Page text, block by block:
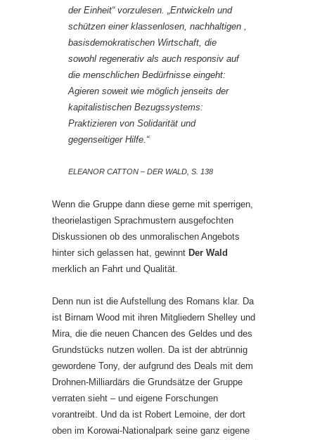
der Einheit“ vorzulesen. „Entwickeln und
schützen einer klassenlosen, nachhaltigen ,
basisdemokratischen Wirtschaft, die
sowohl regenerativ als auch responsiv auf
die menschlichen Bedürfnisse eingeht:
Agieren soweit wie möglich jenseits der
kapitalistischen Bezugssystems:
Praktizieren von Solidarität und
gegenseitiger Hilfe.“
ELEANOR CATTON – DER WALD, S. 138
Wenn die Gruppe dann diese gerne mit sperrigen,
theorielastigen Sprachmustern ausgefochten
Diskussionen ob des unmoralischen Angebots
hinter sich gelassen hat, gewinnt Der Wald
merklich an Fahrt und Qualität.
Denn nun ist die Aufstellung des Romans klar. Da
ist Birnam Wood mit ihren Mitgliedern Shelley und
Mira, die die neuen Chancen des Geldes und des
Grundstücks nutzen wollen. Da ist der abtrünnig
gewordene Tony, der aufgrund des Deals mit dem
Drohnen-Milliardärs die Grundsätze der Gruppe
verraten sieht – und eigene Forschungen
vorantreibt. Und da ist Robert Lemoine, der dort
oben im Korowai-Nationalpark seine ganz eigene